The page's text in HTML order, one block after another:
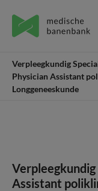
Verpleegkundig
Physician Assistant
Longgeneeskunde
Assistant